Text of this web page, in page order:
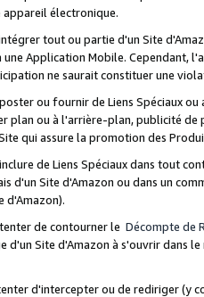
électronique.
tout ou partie d'un Site
Application Mobile. Cependant,
ne saurait constituer une
ou fournir de Liens Spéciaux
plan ou à l'arrière-plan, publicité
qui assure la promotion des
de Liens Spéciaux dans tout
d'un Site d'Amazon ou dans un
d'Amazon).
de contourner le Décompte de
d'un Site d'Amazon à s'ouvrir dans
d'intercepter ou de rediriger